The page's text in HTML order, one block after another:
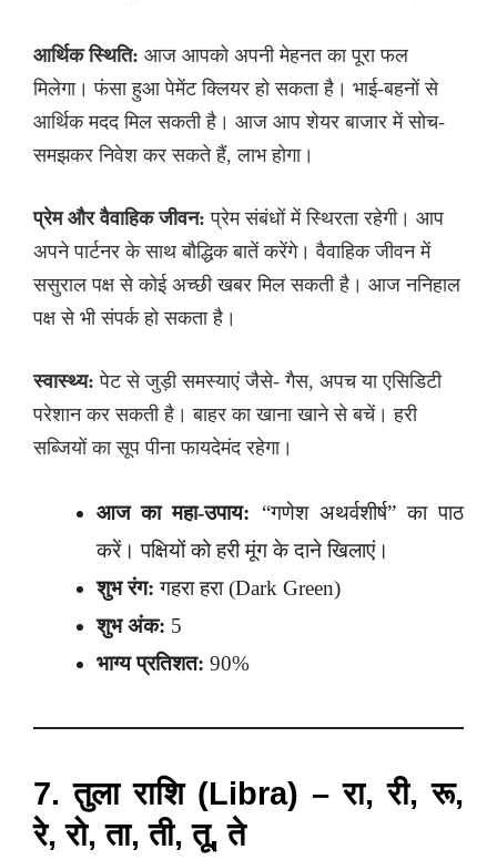
आर्थिक स्थिति: आज आपको अपनी मेहनत का पूरा फल
मिलेगा। फंसा हुआ पेमेंट क्लियर हो सकता है। भाई-बहनों से
आर्थिक मदद मिल सकती है। आज आप शेयर बाजार में सोच-
समझकर निवेश कर सकते हैं, लाभ होगा।
प्रेम और वैवाहिक जीवन: प्रेम संबंधों में स्थिरता रहेगी। आप
अपने पार्टनर के साथ बौद्धिक बातें करेंगे। वैवाहिक जीवन में
ससुराल पक्ष से कोई अच्छी खबर मिल सकती है। आज ननिहाल
पक्ष से भी संपर्क हो सकता है।
स्वास्थ्य: पेट से जुड़ी समस्याएं जैसे- गैस, अपच या एसिडिटी
परेशान कर सकती है। बाहर का खाना खाने से बचें। हरी
सब्जियों का सूप पीना फायदेमंद रहेगा।
आज का महा-उपाय: “गणेश अथर्वशीर्ष” का पाठ
करें। पक्षियों को हरी मूंग के दाने खिलाएं।
शुभ रंग: गहरा हरा (Dark Green)
शुभ अंक: 5
भाग्य प्रतिशत: 90%
7. तुला राशि (Libra) – रा, री, रू,
रे, रो, ता, ती, तू, ते